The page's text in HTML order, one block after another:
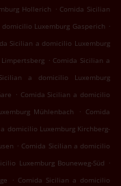
Hollerich . Comida Sicilian
Luxemburg Gasperich .
Sicilian a domicilio Luxemburg
. Comida Sicilian a
a domicilio Luxemburg
. Comida Sicilian a domicilio
Mühlenbach . Comida
domicilio Luxemburg Kirchberg-
. Comida Sicilian a domicilio
Luxemburg Bouneweg-Süd .
. Comida Sicilian a domicilio